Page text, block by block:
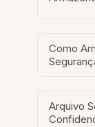
Como
Arquivo